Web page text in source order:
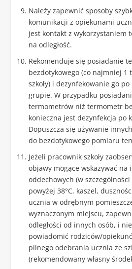
Należy zapewnić sposoby
komunikacji z opiekunami
jest kontakt z wykorzystaniem
na odległość.
Rekomenduje się posiadanie
bezdotykowego (co najmniej 1
szkoły) i dezynfekowanie go
grupie. W przypadku
termometrów niż termometr
konieczna jest dezynfekcja po
Dopuszcza się używanie
do bezdotykowego pomiaru
Jeżeli pracownik szkoły
objawy mogące wskazywać na
oddechowych (w
powyżej 38°C, kaszel,
ucznia w odrębnym
wyznaczonym miejscu,
odległości od innych osób, i
powiadomić rodziców/
pilnego odebrania ucznia ze
(rekomendowany własny